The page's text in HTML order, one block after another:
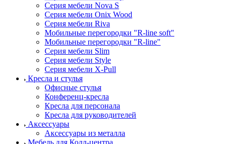
Серия мебели Nova S
Серия мебели Onix Wood
Серия мебели Riva
Мобильные перегородки "R-line soft"
Мобильные перегородки "R-line"
Серия мебели Slim
Серия мебели Style
Серия мебели X-Pull
Кресла и стулья
Офисные стулья
Конференц-кресла
Кресла для персонала
Кресла для руководителей
Аксессуары
Аксессуары из металла
Мебель для Колл-центра